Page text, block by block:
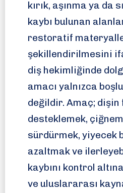
kırık, aşınma ya da
kaybı bulunan
restoratif
şekillendirilmesini
diş hekimliğinde
amacı yalnızca
değildir. Amaç; dişin
desteklemek,
sürdürmek, yiyecek
azaltmak ve
kaybını kontrol
ve uluslararası